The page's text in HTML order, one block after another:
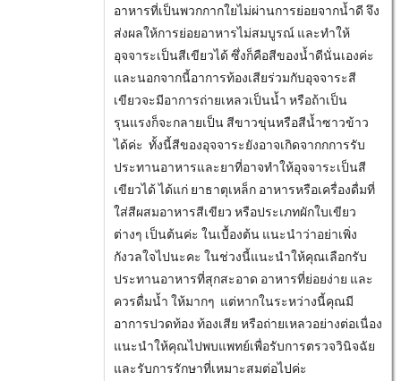
อาหารที่เป็นพวกกากใยไม่ผ่านการย่อยจากน้ำดี จึง
ส่งผลให้การย่อยอาหารไม่สมบูรณ์ และทำให้
อุจจาระเป็นสีเขียวได้ ซึ่งก็คือสีของน้ำดีนั่นเองค่ะ
และนอกจากนี้อาการท้องเสียร่วมกับอุจจาระสี
เขียวจะมีอาการถ่ายเหลวเป็นน้ำ หรือถ้าเป็น
รุนแรงก็จะกลายเป็น สีขาวขุ่นหรือสีน้ำซาวข้าว
ได้ค่ะ ทั้งนี้สีของอุจจาระยังอาจเกิดจากกการรับ
ประทานอาหารและยาที่อาจทำให้อุจจาระเป็นสี
เขียวได้ ได้แก่ ยาธาตุเหล็ก อาหารหรือเครื่องดื่มที่
ใส่สีผสมอาหารสีเขียว หรือประเภทผักใบเขียว
ต่างๆ เป็นต้นค่ะ ในเบื้องต้น แนะนำว่าอย่าเพิ่ง
กังวลใจไปนะคะ ในช่วงนี้แนะนำให้คุณเลือกรับ
ประทานอาหารที่สุกสะอาด อาหารที่ย่อยง่าย และ
ควรดื่มน้ำ ให้มากๆ แต่หากในระหว่างนี้คุณมี
อาการปวดท้อง ท้องเสีย หรือถ่ายเหลวอย่างต่อเนื่อง
แนะนำให้คุณไปพบแพทย์เพื่อรับการตรวจวินิจฉัย
และรับการรักษาที่เหมาะสมต่อไปค่ะ